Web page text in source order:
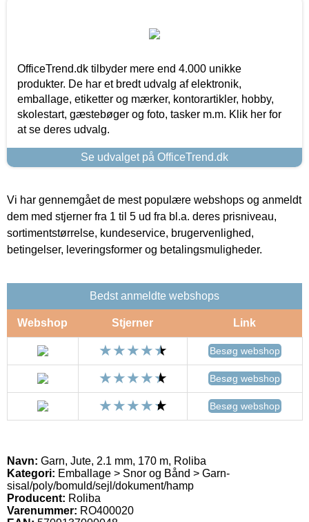
OfficeTrend.dk tilbyder mere end 4.000 unikke
produkter. De har et bredt udvalg af elektronik,
emballage, etiketter og mærker, kontorartikler, hobby,
skolestart, gæstebøger og foto, tasker m.m. Klik her for
at se deres udvalg.
Se udvalget på OfficeTrend.dk
Vi har gennemgået de mest populære webshops og anmeldt
dem med stjerner fra 1 til 5 ud fra bl.a. deres prisniveau,
sortimentstørrelse, kundeservice, brugervenlighed,
betingelser, leveringsformer og betalingsmuligheder.
Bedst anmeldte webshops
Webshop Stjerner Link
Besøg webshop
Besøg webshop
Besøg webshop
Navn: Garn, Jute, 2.1 mm, 170 m, Roliba
Kategori: Emballage > Snor og Bånd > Garn-
sisal/poly/bomuld/sejl/dokument/hamp
Producent: Roliba
Varenummer: RO400020